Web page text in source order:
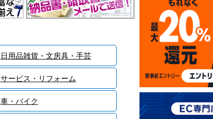
日用品雑貨・文房具・手芸
サービス・リフォーム
車・バイク